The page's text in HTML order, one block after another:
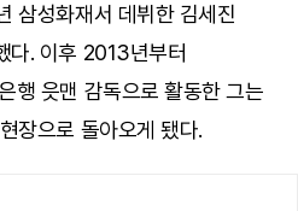
삼성화재서 데뷔한 김세진
다. 이후 2013년부터
행 읏맨 감독으로 활동한 그는
장으로 돌아오게 됐다.